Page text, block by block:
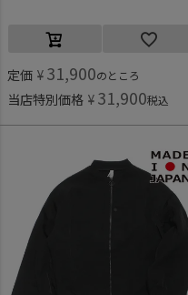
定価 ¥ 31,900のところ
当店特別価格 ¥ 31,900税込